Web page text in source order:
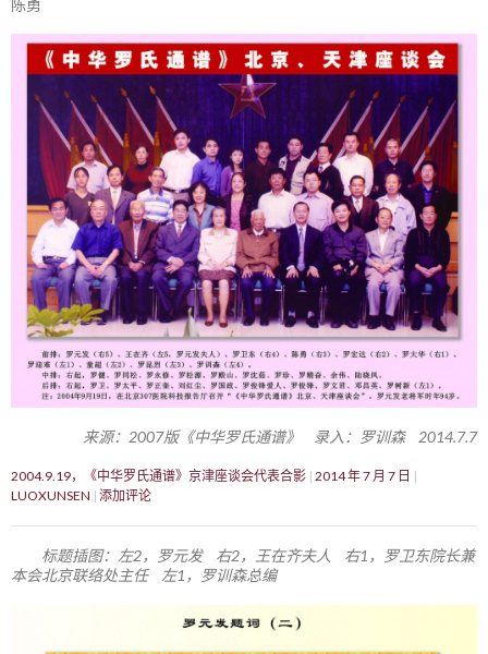
陈勇
来源：2007版《中华罗氏通谱》 录入：罗训森 2014.7.7
2004.9.19，《中华罗氏通谱》京津座谈会代表合影 2014 年 7 月 7 日
LUOXUNSEN 添加评论
标题插图：左2，罗元发 右2，王在齐夫人 右1，罗卫东院长兼
本会北京联络处主任 左1，罗训森总编